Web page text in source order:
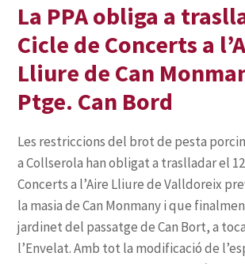
La PPA obliga a
Cicle de Concerts a
Lliure de Can
Ptge. Can Bord